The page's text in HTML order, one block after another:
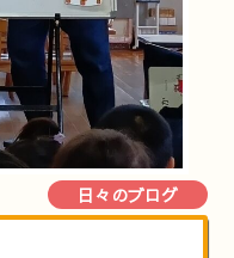
日々のブログ